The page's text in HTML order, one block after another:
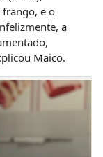
e o
a
Maico.